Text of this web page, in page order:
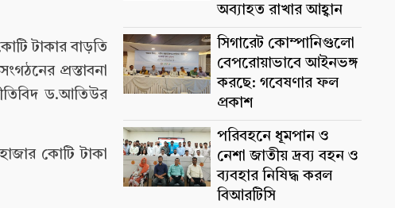
টাকার বাড়তি
প্রস্তাবনা
ড.আতিউর
কোটি টাকা
অব্যাহত রাখার আহ্বান
সিগারেট কোম্পানিগুলো
বেপরোয়াভাবে আইনভঙ্গ
করছে: গবেষণার ফল
প্রকাশ
পরিবহনে ধূমপান ও
নেশা জাতীয় দ্রব্য বহন ও
ব্যবহার নিষিদ্ধ করল
বিআরটিসি